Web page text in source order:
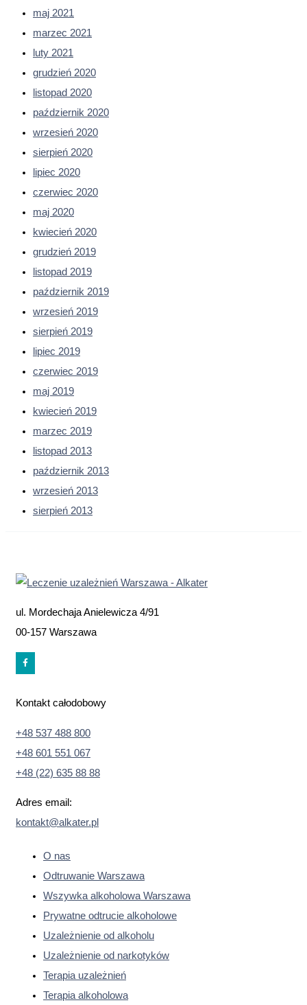
maj 2021
marzec 2021
luty 2021
grudzień 2020
listopad 2020
październik 2020
wrzesień 2020
sierpień 2020
lipiec 2020
czerwiec 2020
maj 2020
kwiecień 2020
grudzień 2019
listopad 2019
październik 2019
wrzesień 2019
sierpień 2019
lipiec 2019
czerwiec 2019
maj 2019
kwiecień 2019
marzec 2019
listopad 2013
październik 2013
wrzesień 2013
sierpień 2013
ul. Mordechaja Anielewicza 4/91
00-157 Warszawa
Kontakt całodobowy
+48 537 488 800
+48 601 551 067
+48 (22) 635 88 88
Adres email:
kontakt@alkater.pl
O nas
Odtruwanie Warszawa
Wszywka alkoholowa Warszawa
Prywatne odtrucie alkoholowe
Uzależnienie od alkoholu
Uzależnienie od narkotyków
Terapia uzależnień
Terapia alkoholowa